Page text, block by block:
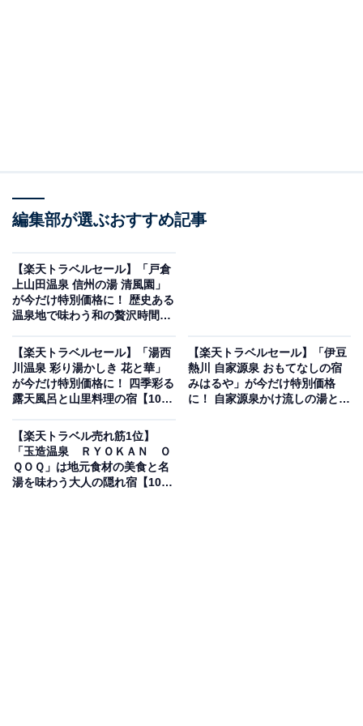
画像出典：楽天トラベル
オフの特別価格で宿泊可能です。
楽天トラベルでホテルを見る
編集部が選ぶおすすめ記事
【楽天トラベルセール】「戸倉
上山田温泉 信州の湯 清風園」
が今だけ特別価格に！ 歴史ある
温泉地で味わう和の贅沢時間
【楽天トラベルセール】「湯西
川温泉 彩り湯かしき 花と華」
が今だけ特別価格に！ 四季彩る
露天風呂と山里料理の宿【10月
【楽天トラベルセール】「伊豆
熱川 自家源泉 おもてなしの宿
みはるや」が今だけ特別価格
に！ 自家源泉かけ流しの湯と海
【楽天トラベル売れ筋1位】
「玉造温泉 ＲＹＯＫＡＮ Ｏ
ＱＯＱ」は地元食材の美食と名
湯を味わう大人の隠れ宿【10月